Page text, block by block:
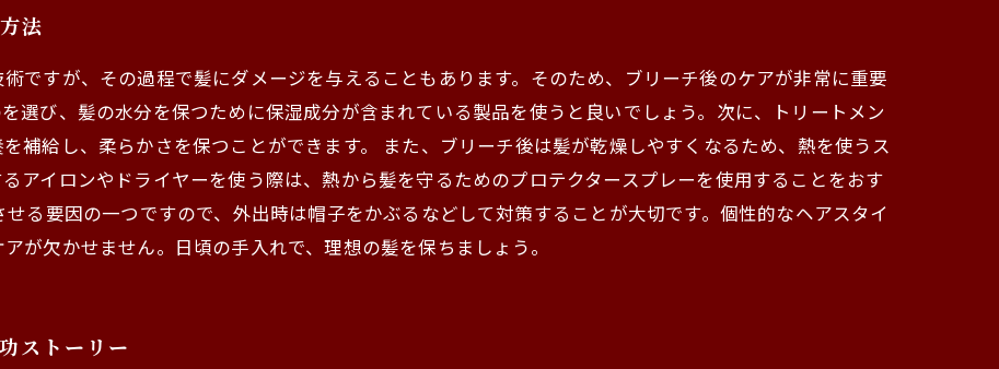
法
ですが、その過程で髪にダメージを与えることもあります。そのため、ブリーチ後のケアが非常に重要
選び、髪の水分を保つために保湿成分が含まれている製品を使うと良いでしょう。次に、トリートメン
補給し、柔らかさを保つことができます。 また、ブリーチ後は髪が乾燥しやすくなるため、熱を使うス
アイロンやドライヤーを使う際は、熱から髪を守るためのプロテクタースプレーを使用することをおす
る要因の一つですので、外出時は帽子をかぶるなどして対策することが大切です。個性的なヘアスタイ
が欠かせません。日頃の手入れで、理想の髪を保ちましょう。
ストーリー